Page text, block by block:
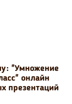
"Умножение
онлайн
презентаций